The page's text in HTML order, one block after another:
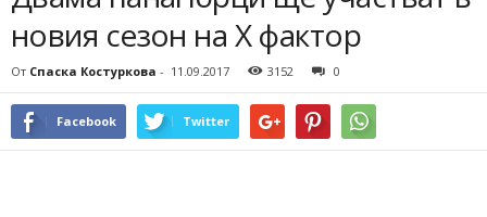
новия сезон на Х фактор
От Спаска Костуркова - 11.09.2017 3152 0
Facebook Twitter